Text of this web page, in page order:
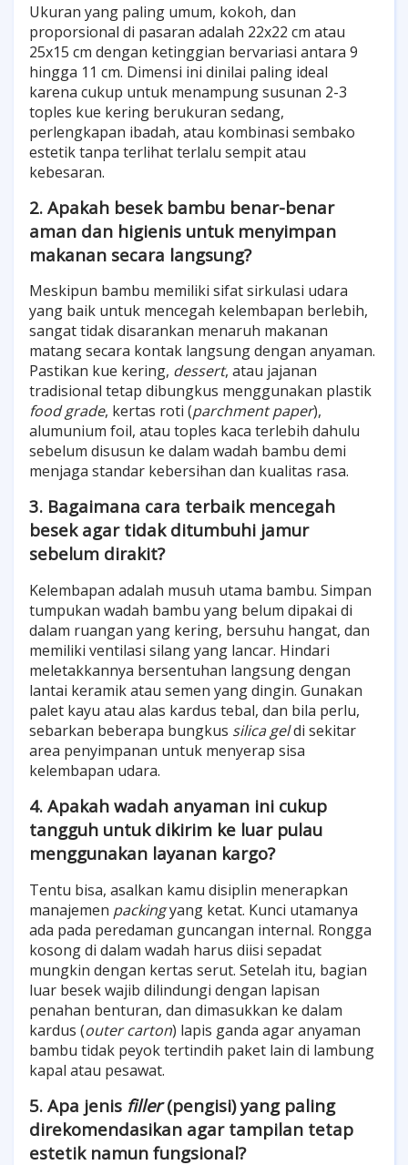
Ukuran yang paling umum, kokoh, dan
proporsional di pasaran adalah 22x22 cm atau
25x15 cm dengan ketinggian bervariasi antara 9
hingga 11 cm. Dimensi ini dinilai paling ideal
karena cukup untuk menampung susunan 2-3
toples kue kering berukuran sedang,
perlengkapan ibadah, atau kombinasi sembako
estetik tanpa terlihat terlalu sempit atau
kebesaran.
2. Apakah besek bambu benar-benar
aman dan higienis untuk menyimpan
makanan secara langsung?
Meskipun bambu memiliki sifat sirkulasi udara
yang baik untuk mencegah kelembapan berlebih,
sangat tidak disarankan menaruh makanan
matang secara kontak langsung dengan anyaman.
Pastikan kue kering, dessert, atau jajanan
tradisional tetap dibungkus menggunakan plastik
food grade, kertas roti (parchment paper),
alumunium foil, atau toples kaca terlebih dahulu
sebelum disusun ke dalam wadah bambu demi
menjaga standar kebersihan dan kualitas rasa.
3. Bagaimana cara terbaik mencegah
besek agar tidak ditumbuhi jamur
sebelum dirakit?
Kelembapan adalah musuh utama bambu. Simpan
tumpukan wadah bambu yang belum dipakai di
dalam ruangan yang kering, bersuhu hangat, dan
memiliki ventilasi silang yang lancar. Hindari
meletakkannya bersentuhan langsung dengan
lantai keramik atau semen yang dingin. Gunakan
palet kayu atau alas kardus tebal, dan bila perlu,
sebarkan beberapa bungkus silica geldi sekitar
area penyimpanan untuk menyerap sisa
kelembapan udara.
4. Apakah wadah anyaman ini cukup
tangguh untuk dikirim ke luar pulau
menggunakan layanan kargo?
Tentu bisa, asalkan kamu disiplin menerapkan
manajemen packingyang ketat. Kunci utamanya
ada pada peredaman guncangan internal. Rongga
kosong di dalam wadah harus diisi sepadat
mungkin dengan kertas serut. Setelah itu, bagian
luar besek wajib dilindungi dengan lapisan
penahan benturan, dan dimasukkan ke dalam
kardus (outer carton) lapis ganda agar anyaman
bambu tidak peyok tertindih paket lain di lambung
kapal atau pesawat.
5. Apa jenis filler(pengisi) yang paling
direkomendasikan agar tampilan tetap
estetik namun fungsional?